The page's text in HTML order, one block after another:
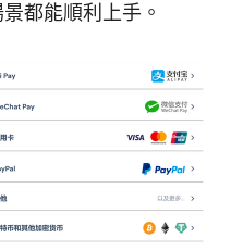
都能順利上手。